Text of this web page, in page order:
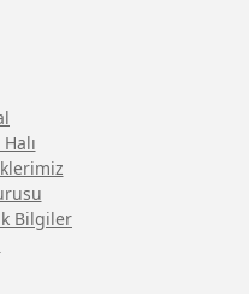
Bilgiler